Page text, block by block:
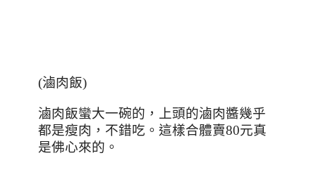
(滷肉飯)
滷肉飯蠻大一碗的，上頭的滷肉醬幾乎
都是瘦肉，不錯吃。這樣合體賣80元真
是佛心來的。